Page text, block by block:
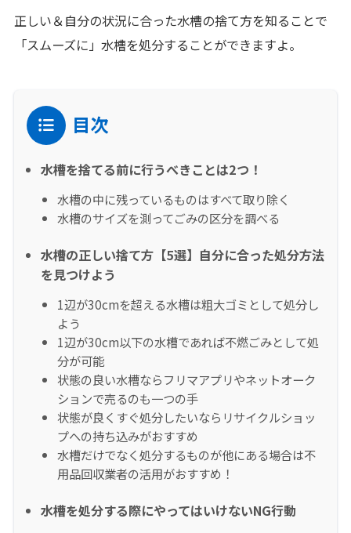
正しい＆自分の状況に合った水槽の捨て方を知ることで
「スムーズに」水槽を処分することができますよ。
目次
水槽を捨てる前に行うべきことは2つ！
水槽の中に残っているものはすべて取り除く
水槽のサイズを測ってごみの区分を調べる
水槽の正しい捨て方【5選】自分に合った処分方法
を見つけよう
1辺が30cmを超える水槽は粗大ゴミとして処分し
よう
1辺が30cm以下の水槽であれば不燃ごみとして処
分が可能
状態の良い水槽ならフリマアプリやネットオーク
ションで売るのも一つの手
状態が良くすぐ処分したいならリサイクルショッ
プへの持ち込みがおすすめ
水槽だけでなく処分するものが他にある場合は不
用品回収業者の活用がおすすめ！
水槽を処分する際にやってはいけないNG行動